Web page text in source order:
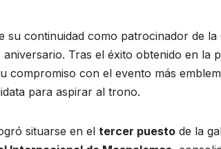
continuidad como patrocinador de la
Tras el éxito obtenido en la
compromiso con el evento más
para aspirar al trono.
situarse en el tercer puesto de la